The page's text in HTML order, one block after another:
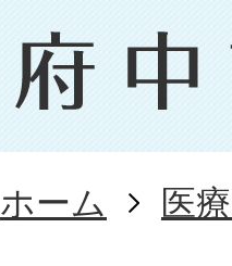
ホーム 医